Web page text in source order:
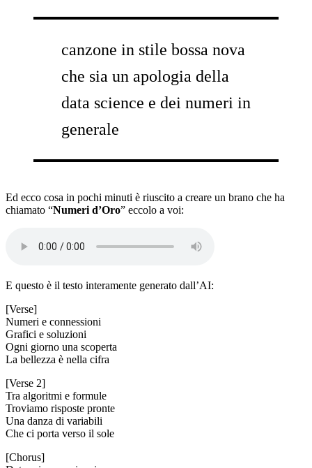
canzone in stile bossa nova
che sia un apologia della
data science e dei numeri in
generale
Ed ecco cosa in pochi minuti è riuscito a creare un brano che ha
chiamato “Numeri d’Oro” eccolo a voi:
E questo è il testo interamente generato dall’AI:
[Verse]
Numeri e connessioni
Grafici e soluzioni
Ogni giorno una scoperta
La bellezza è nella cifra
[Verse 2]
Tra algoritmi e formule
Troviamo risposte pronte
Una danza di variabili
Che ci porta verso il sole
[Chorus]